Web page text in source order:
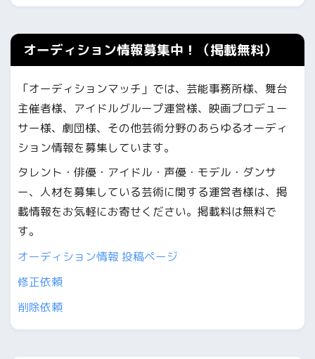
オーディション情報募集中！（掲載無料）
「オーディションマッチ」では、芸能事務所様、舞台
主催者様、アイドルグループ運営様、映画プロデュー
サー様、劇団様、その他芸術分野のあらゆるオーディ
ション情報を募集しています。
タレント・俳優・アイドル・声優・モデル・ダンサ
ー、人材を募集している芸術に関する運営者様は、掲
載情報をお気軽にお寄せください。掲載料は無料で
す。
オーディション情報 投稿ページ
修正依頼
削除依頼